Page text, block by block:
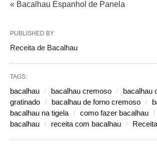
« Bacalhau Espanhol de Panela
PUBLISHED BY
Receita de Bacalhau
TAGS:
bacalhau bacalhau cremoso
bacalhau
gratinado
bacalhau de forno cremoso
bacalhau na tigela
como fazer bacalhau
bacalhau
receita com bacalhau